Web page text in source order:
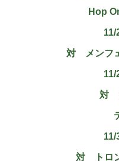
Hop
対 メンフ
対
ティン
対 トロ